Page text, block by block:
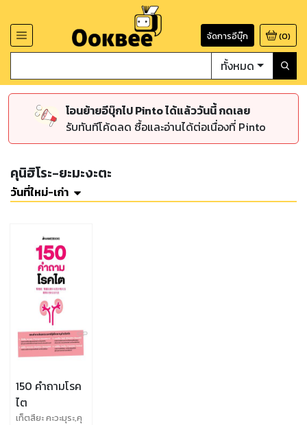
จัดการอีบุ๊ก (0)
ทั้งหมด
โอนย้ายอีบุ๊กไป Pinto ได้แล้ววันนี้ กดเลย
รับทันทีโค้ดลด ซื้อและอ่านได้ต่อเนื่องที่ Pinto
คุนิฮิโระ-ยะมะงะตะ
วันที่ใหม่-เก่า
150 คำถามโรค
ไต
เท็ตสึยะ คะวะมุระ,คุ